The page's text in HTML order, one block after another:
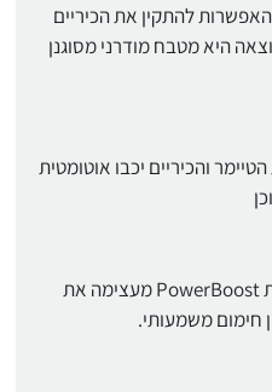
להתקין את הכיריים
היא מטבח מודרני מסוגנן
והכיריים יכבו אוטומטית
בישול במהירות קדימה. פונקציית PowerBoost מעצימה את
חימום משמעותי.